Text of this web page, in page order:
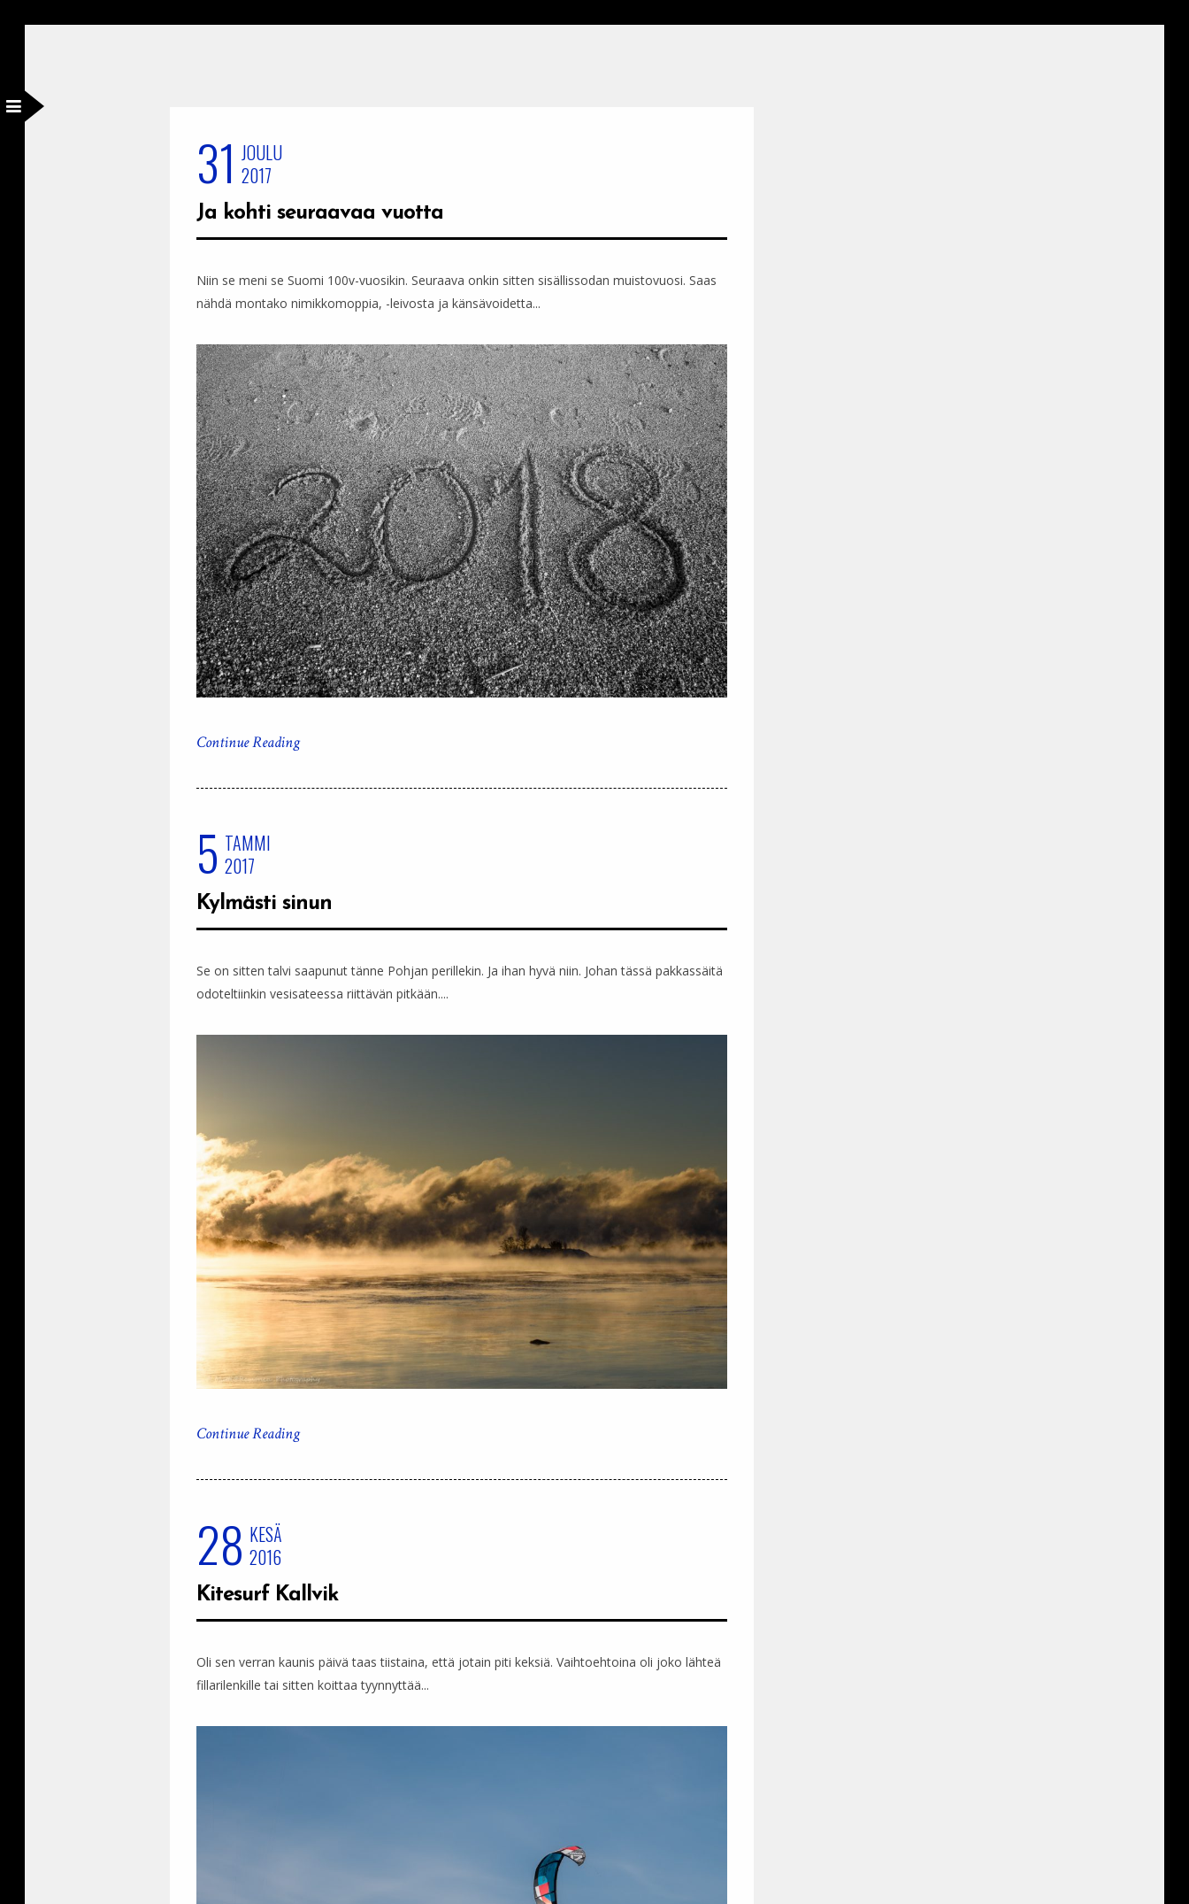
31 JOULU
2017
Ja kohti seuraavaa vuotta
Niin se meni se Suomi 100v-vuosikin. Seuraava onkin sitten sisällissodan muistovuosi. Saas
nähdä montako nimikkomoppia, -leivosta ja känsävoidetta...
Continue Reading
5 TAMMI
2017
Kylmästi sinun
Se on sitten talvi saapunut tänne Pohjan perillekin. Ja ihan hyvä niin. Johan tässä pakkassäitä
odoteltiinkin vesisateessa riittävän pitkään....
Continue Reading
28 KESÄ
2016
Kitesurf Kallvik
Oli sen verran kaunis päivä taas tiistaina, että jotain piti keksiä. Vaihtoehtoina oli joko lähteä
fillarilenkille tai sitten koittaa tyynnyttää...